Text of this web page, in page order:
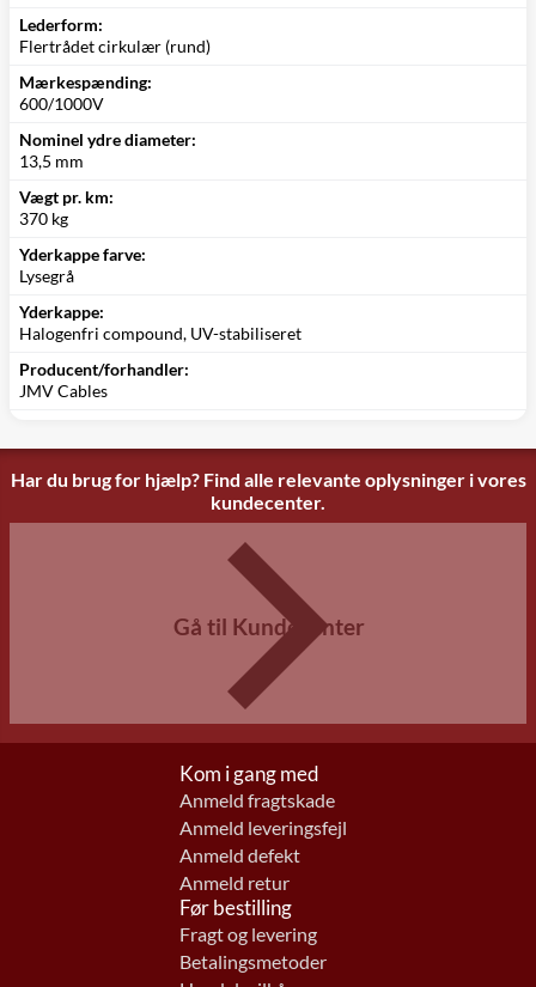
Lederform:
Flertrådet cirkulær (rund)
Mærkespænding:
600/1000V
Nominel ydre diameter:
13,5 mm
Vægt pr. km:
370 kg
Yderkappe farve:
Lysegrå
Yderkappe:
Halogenfri compound, UV-stabiliseret
Producent/forhandler:
JMV Cables
Har du brug for hjælp? Find alle relevante oplysninger i vores
kundecenter.
Gå til Kundecenter
Kom i gang med
Anmeld fragtskade
Anmeld leveringsfejl
Anmeld defekt
Anmeld retur
Før bestilling
Fragt og levering
Betalingsmetoder